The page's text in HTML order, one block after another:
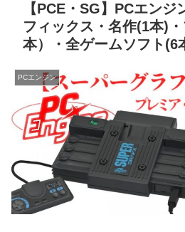
【PCE・SG】PCエンジ
フィックス・名作(1本)
本）・全ゲームソフト(6
PCエンジン